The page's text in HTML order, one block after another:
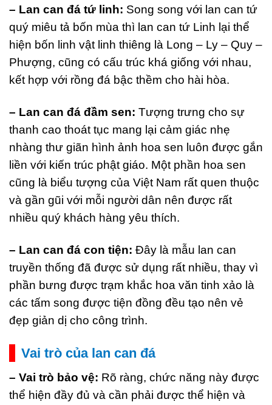
– Lan can đá tứ linh: Song song với lan can tứ
quý miêu tả bốn mùa thì lan can tứ Linh lại thể
hiện bốn linh vật linh thiêng là Long – Ly – Quy –
Phượng, cũng có cấu trúc khá giống với nhau,
kết hợp với rồng đá bậc thềm cho hài hòa.
– Lan can đá đầm sen: Tượng trưng cho sự
thanh cao thoát tục mang lại cảm giác nhẹ
nhàng thư giãn hình ảnh hoa sen luôn được gắn
liền với kiến trúc phật giáo. Một phần hoa sen
cũng là biểu tượng của Việt Nam rất quen thuộc
và gần gũi với mỗi người dân nên được rất
nhiều quý khách hàng yêu thích.
– Lan can đá con tiện: Đây là mẫu lan can
truyền thống đã được sử dụng rất nhiều, thay vì
phần bưng được trạm khắc hoa văn tinh xảo là
các tấm song được tiện đồng đều tạo nên vẻ
đẹp giản dị cho công trình.
Vai trò của lan can đá
– Vai trò bảo vệ: Rõ ràng, chức năng này được
thể hiện đầy đủ và cần phải được thể hiện và